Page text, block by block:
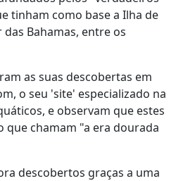
tinham como base a Ilha de
Bahamas, entre os
as suas descobertas em
o seu 'site' especializado na
e observam que estes
que chamam "a era dourada
descobertos graças a uma